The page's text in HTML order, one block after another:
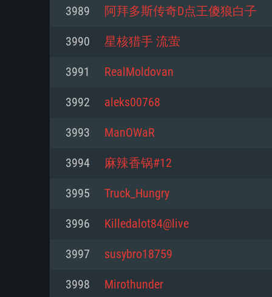
Minimum
Mémoire: 4 GB
Carte graphique supportant
Radeon 77XX / NVIDIA GeForce
résolution minimale supportée
Minimum
processeurs Intel Xeon ne sont
Mémoire: 6 GB
Carte graphique: Intel Iris Pro
analogue AMD/Nvidia. La
Minimum
modernes
Processeur: Dual-Core 2.4 GHz
Mémoire: 4 GB
Carte graphique: NVIDIA 660
drivers (moins de 6 mois) / de
de 720p)
Connection: Connexion Internet
3989 阿拜多斯传奇D点王傻狼白子
3990 星核猎手 流萤
3991 RealMoldovan
3992 aleks00768
3993 ManOWaR
3994 麻辣香锅#12
3995 Truck_Hungry
3996 Killedalot84@live
3997 susybro18759
3998 Mirothunder